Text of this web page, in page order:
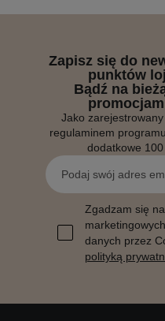
Zapisz się do
punktów
Bądź na
Jako
regulaminem
dodatkowe
Zgadzam się
danych przez
polityką